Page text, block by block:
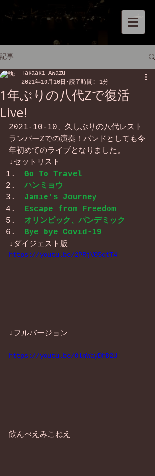
記事
1年ぶりの八代Zで復活
Live!
Takaaki Awazu
2021年10月10日
読了時間: 1分
2021-10-10、久しぶりの八代レスト
ランバーZでの演奏！バンドとしても今
年初めてのライブとなりました。
↓セットリスト
Go To Travel
ハンミョウ
Jamie's Journey
Escape from Freedom
オリンピック、パンデミック
Bye bye Covid-19
↓ダイジェスト版
https://youtu.be/2PRjV05qtT4
↓フルバージョン
https://youtu.be/OlnWayDhD2U
飲んべえみこねえ